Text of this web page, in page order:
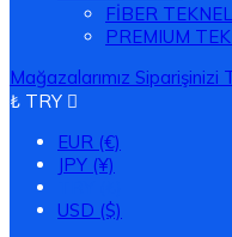
FİBER
PREMIUM
Mağazalarımız Siparişinizi
₺ TRY 
EUR (€)
JPY (¥)
USD ($)